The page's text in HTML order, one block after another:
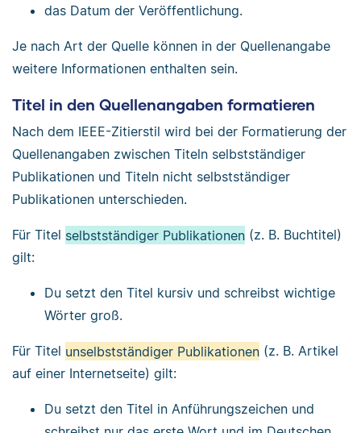
das Datum der Veröffentlichung.
Je nach Art der Quelle können in der Quellenangabe
weitere Informationen enthalten sein.
Titel in den Quellenangaben formatieren
Nach dem IEEE-Zitierstil wird bei der Formatierung der
Quellenangaben zwischen Titeln selbstständiger
Publikationen und Titeln nicht selbstständiger
Publikationen unterschieden.
Für Titel selbstständiger Publikationen (z. B. Buchtitel)
gilt:
Du setzt den Titel kursiv und schreibst wichtige
Wörter groß.
Für Titel unselbstständiger Publikationen (z. B. Artikel
auf einer Internetseite) gilt:
Du setzt den Titel in Anführungszeichen und